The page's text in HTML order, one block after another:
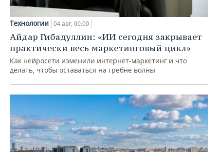
Технологии 04 авг, 00:00
Айдар Гибадуллин: «ИИ сегодня закрывает
практически весь маркетинговый цикл»
Как нейросети изменили интернет-маркетинг и что
делать, чтобы оставаться на гребне волны